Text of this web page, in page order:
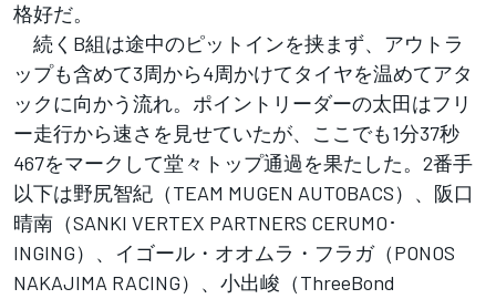
格好だ。
続くB組は途中のピットインを挟まず、アウトラ
ップも含めて3周から4周かけてタイヤを温めてアタ
ックに向かう流れ。ポイントリーダーの太田はフリ
ー走行から速さを見せていたが、ここでも1分37秒
467をマークして堂々トップ通過を果たした。2番手
以下は野尻智紀（TEAM MUGEN AUTOBACS）、阪口
晴南（SANKI VERTEX PARTNERS CERUMO･
INGING）、イゴール・オオムラ・フラガ（PONOS
NAKAJIMA RACING）、小出峻（ThreeBond